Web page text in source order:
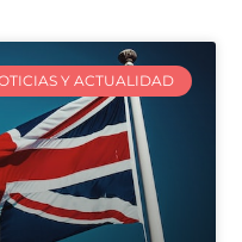
Y ACTUALIDAD